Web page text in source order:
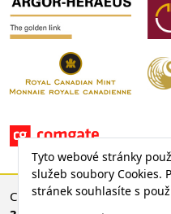
Tyto webové stránky
služeb soubory Cookies.
stránek souhlasíte s
CENA ZLATA